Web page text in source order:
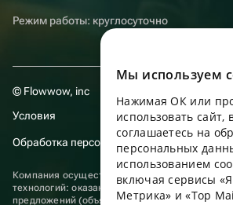
Режим работы: круглосуточно
© Flowwow, inc
Условия
Обработка персональных данных
Компания осуществляет деятельность в
технологий: оказание услуг в сети
предложений (объявлений) продавцов о
Мы используем
Нажимая ОК или
использовать сайт,
соглашаетесь на
персональных
использованием
включая сервисы
Метрика» и «Top